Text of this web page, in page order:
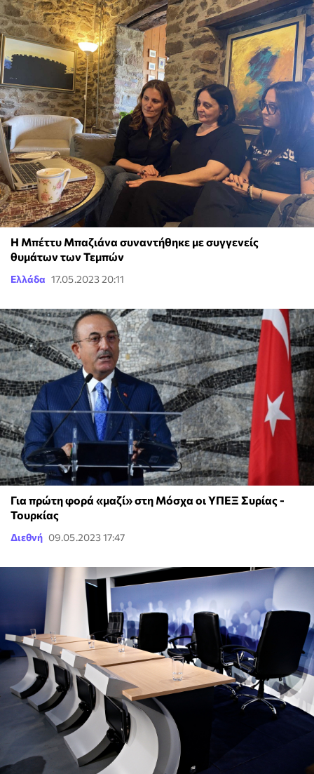
Η Μπέττυ Μπαζιάνα συναντήθηκε με συγγενείς
θυμάτων των Τεμπών
Ελλάδα 17.05.2023 20:11
Για πρώτη φορά «μαζί» στη Μόσχα οι ΥΠΕΞ Συρίας -
Τουρκίας
Διεθνή 09.05.2023 17:47